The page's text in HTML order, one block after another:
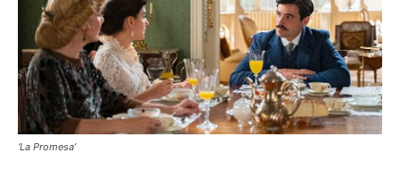
‘La Promesa’